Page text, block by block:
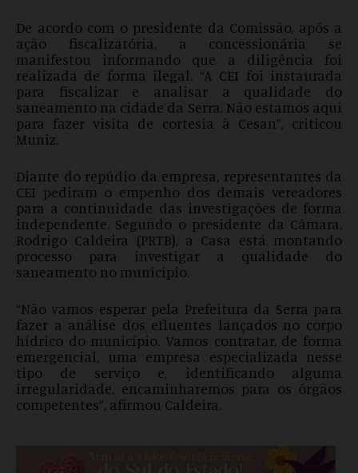
De acordo com o presidente da Comissão, após a
ação fiscalizatória, a concessionária se
manifestou informando que a diligência foi
realizada de forma ilegal. “A CEI foi instaurada
para fiscalizar e analisar a qualidade do
saneamento na cidade da Serra. Não estamos aqui
para fazer visita de cortesia à Cesan”, criticou
Muniz.
Diante do repúdio da empresa, representantes da
CEI pediram o empenho dos demais vereadores
para a continuidade das investigações de forma
independente. Segundo o presidente da Câmara,
Rodrigo Caldeira (PRTB), a Casa está montando
processo para investigar a qualidade do
saneamento no município.
“Não vamos esperar pela Prefeitura da Serra para
fazer a análise dos efluentes lançados no corpo
hídrico do município. Vamos contratar, de forma
emergencial, uma empresa especializada nesse
tipo de serviço e, identificando alguma
irregularidade, encaminharemos para os órgãos
competentes”, afirmou Caldeira.